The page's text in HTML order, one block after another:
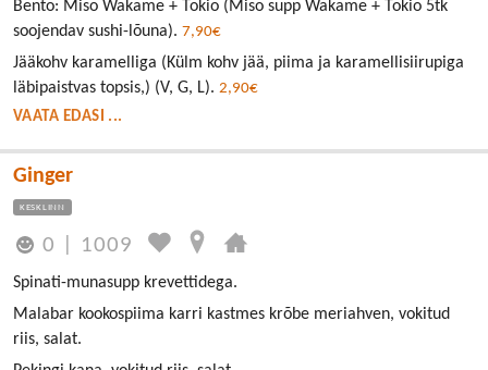
Bento: Miso Wakame + Tokio (Miso supp Wakame + Tokio 5tk
soojendav sushi-lõuna). 7,90€
Jääkohv karamelliga (Külm kohv jää, piima ja karamellisiirupiga
läbipaistvas topsis,) (V, G, L). 2,90€
VAATA EDASI ...
Ginger
KESKLINN
0 1009
Spinati-munasupp krevettidega.
Malabar kookospiima karri kastmes krõbe meriahven, vokitud
riis, salat.